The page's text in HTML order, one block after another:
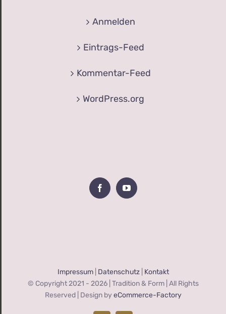
Anmelden
Eintrags-Feed
Kommentar-Feed
WordPress.org
Impressum| Datenschutz| Kontakt
© Copyright 2021 - 2026 | Tradition & Form | All Rights
Reserved | Design by eCommerce-Factory